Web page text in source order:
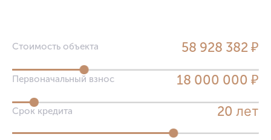
Стоимость объекта 58 928 382 ₽
Первоначальный взнос 18 000 000 ₽
Срок кредита 20 лет